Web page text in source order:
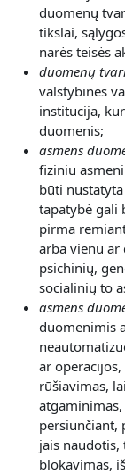
duomenų
tikslai,
narės teisės
duomenų
valstybinės
institucija,
duomenis;
asmens
fiziniu
būti
tapatybė gali
pirma
arba vienu
psichinių,
socialinių to
asmens
duomenimis
ar
rūšiavimas,
persiunčiant,
jais
blokavimas,